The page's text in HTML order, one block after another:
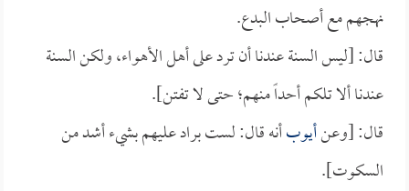
نهجهم مع أصحاب البدع.
قال: [ليس السنة عندنا أن ترد على أهل الأهواء، ولكن السنة
عندنا ألا تلكم أحداً منهم؛ حتى لا تفتن].
قال: [وعنأيوبأنه قال: لست براد عليهم بشيء أشد من
السكوت].